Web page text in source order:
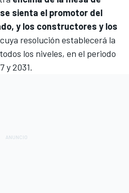
sienta el promotor del
y los constructores y los
resolución establecerá la
los niveles, en el periodo
y 2031.